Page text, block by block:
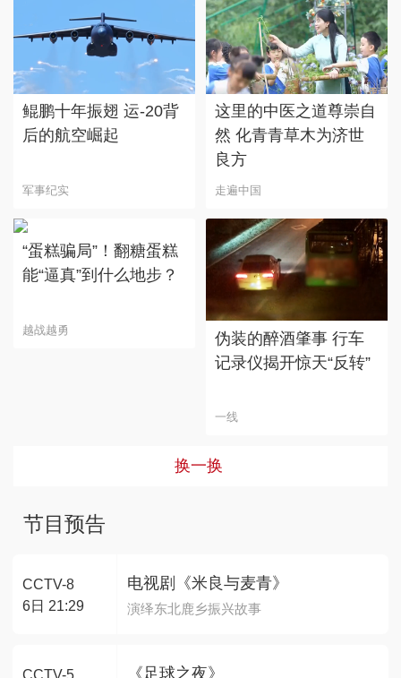
鲲鹏十年振翅 运-20背
后的航空崛起
军事纪实
这里的中医之道尊崇自
然 化青青草木为济世
良方
走遍中国
“蛋糕骗局”！翻糖蛋糕
能“逼真”到什么地步？
越战越勇
伪装的醉酒肇事 行车
记录仪揭开惊天“反转”
一线
换一换
节目预告
CCTV-8
6日 21:29
电视剧《米良与麦青》
演绎东北鹿乡振兴故事
CCTV-5 《足球之夜》